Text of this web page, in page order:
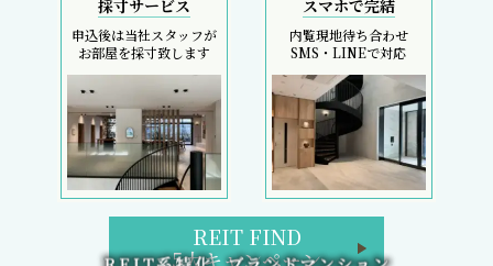
採寸サービス
申込後は当社スタッフが
お部屋を採寸致します
スマホで完結
内覧現地待ち合わせ
SMS・LINEで対応
REIT FIND
5大キャンペーン